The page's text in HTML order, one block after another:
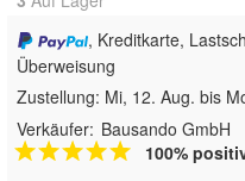
, Kreditkarte,
Überweisung
Zustellung: Mi, 12. Aug. bis
Verkäufer: Bausando GmbH
100%